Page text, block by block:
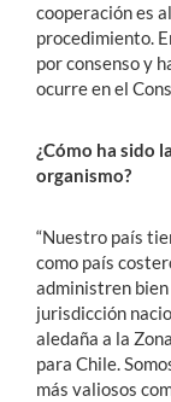
cooperación es
procedimiento.
por consenso y
ocurre en el
¿Cómo ha sido
organismo?
“Nuestro país
como país
administren bien
jurisdicción
aledaña a la
para Chile.
más valiosos